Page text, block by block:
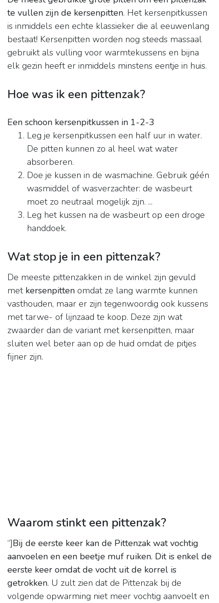
te vullen zijn de kersenpitten. Het kersenpitkussen
is inmiddels een echte klassieker die al eeuwenlang
bestaat! Kersenpitten worden nog steeds massaal
gebruikt als vulling voor warmtekussens en bijna
elk gezin heeft er inmiddels minstens eentje in huis.
Hoe was ik een pittenzak?
Een schoon kersenpitkussen in 1-2-3
Leg je kersenpitkussen een half uur in water.
De pitten kunnen zo al heel wat water
absorberen.
Doe je kussen in de wasmachine. Gebruik géén
wasmiddel of wasverzachter: de wasbeurt
moet zo neutraal mogelijk zijn. ...
Leg het kussen na de wasbeurt op een droge
handdoek.
Wat stop je in een pittenzak?
De meeste pittenzakken in de winkel zijn gevuld
met kersenpitten omdat ze lang warmte kunnen
vasthouden, maar er zijn tegenwoordig ook kussens
met tarwe- of lijnzaad te koop. Deze zijn wat
zwaarder dan de variant met kersenpitten, maar
sluiten wel beter aan op de huid omdat de pitjes
fijner zijn.
Waarom stinkt een pittenzak?
“]Bij de eerste keer kan de Pittenzak wat vochtig
aanvoelen en een beetje muf ruiken. Dit is enkel de
eerste keer omdat de vocht uit de korrel is
getrokken. U zult zien dat de Pittenzak bij de
volgende opwarming niet meer vochtig aanvoelt en